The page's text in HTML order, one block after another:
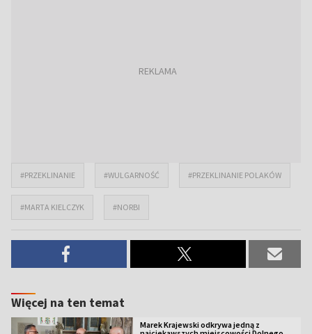
#PRZEKLINANIE #WULGARNOŚĆ #PRZEKLINANIE POLAKÓW
#MARTA KIELCZYK #NORBI
Więcej na ten temat
Marek Krajewski odkrywa jedną z